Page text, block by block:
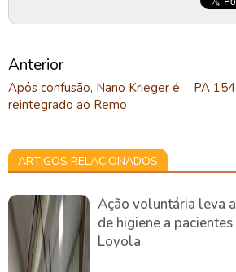
Anterior
Após confusão, Nano Krieger é
reintegrado ao Remo
PA
ARTIGOS RELACIONADOS
Ação voluntária leva
de higiene a
Loyola